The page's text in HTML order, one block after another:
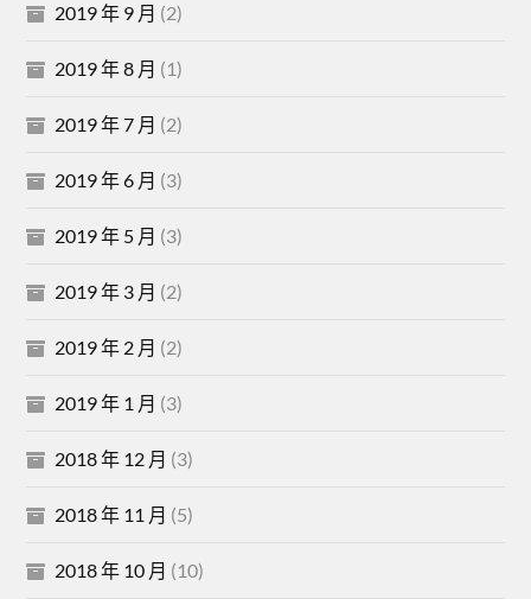
2019 年 9 月 (2)
2019 年 8 月 (1)
2019 年 7 月 (2)
2019 年 6 月 (3)
2019 年 5 月 (3)
2019 年 3 月 (2)
2019 年 2 月 (2)
2019 年 1 月 (3)
2018 年 12 月 (3)
2018 年 11 月 (5)
2018 年 10 月 (10)